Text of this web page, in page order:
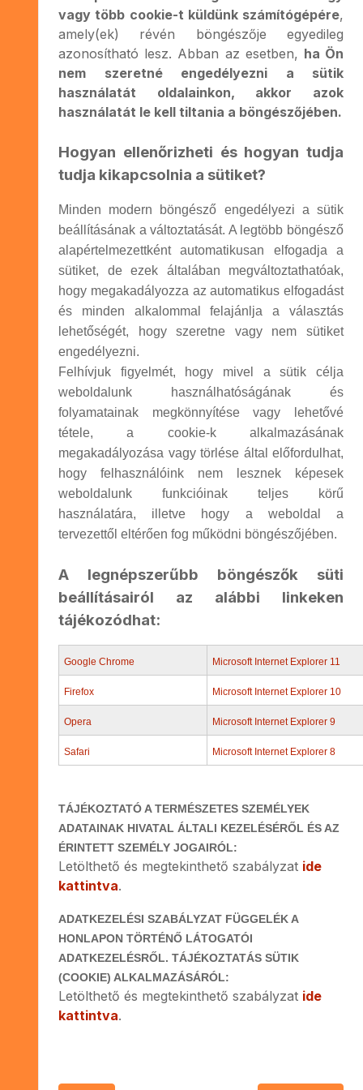
vagy több cookie-t küldünk számítógépére,
amely(ek) révén böngészője egyedileg
azonosítható lesz. Abban az esetben, ha Ön
nem szeretné engedélyezni a sütik
használatát oldalainkon, akkor azok
használatát le kell tiltania a böngészőjében.
Hogyan ellenőrizheti és hogyan tudja
tudja kikapcsolnia a sütiket?
Minden modern böngésző engedélyezi a sütik
beállításának a változtatását. A legtöbb böngésző
alapértelmezettként automatikusan elfogadja a
sütiket, de ezek általában megváltoztathatóak,
hogy megakadályozza az automatikus elfogadást
és minden alkalommal felajánlja a választás
lehetőségét, hogy szeretne vagy nem sütiket
engedélyezni.
Felhívjuk figyelmét, hogy mivel a sütik célja
weboldalunk használhatóságának és
folyamatainak megkönnyítése vagy lehetővé
tétele, a cookie-k alkalmazásának
megakadályozása vagy törlése által előfordulhat,
hogy felhasználóink nem lesznek képesek
weboldalunk funkcióinak teljes körű
használatára, illetve hogy a weboldal a
tervezettől eltérően fog működni böngészőjében.
A legnépszerűbb böngészők süti
beállításairól az alábbi linkeken
tájékozódhat:
Google Chrome Microsoft Internet Explorer 11
Firefox Microsoft Internet Explorer 10
Opera Microsoft Internet Explorer 9
Safari Microsoft Internet Explorer 8
TÁJÉKOZTATÓ A TERMÉSZETES SZEMÉLYEK
ADATAINAK HIVATAL ÁLTALI KEZELÉSÉRŐL ÉS AZ
ÉRINTETT SZEMÉLY JOGAIRÓL:
Letölthető és megtekinthető szabályzat ide
kattintva.
ADATKEZELÉSI SZABÁLYZAT FÜGGELÉK A
HONLAPON TÖRTÉNŐ LÁTOGATÓI
ADATKEZELÉSRŐL. TÁJÉKOZTATÁS SÜTIK
(COOKIE) ALKALMAZÁSÁRÓL:
Letölthető és megtekinthető szabályzat ide
kattintva.